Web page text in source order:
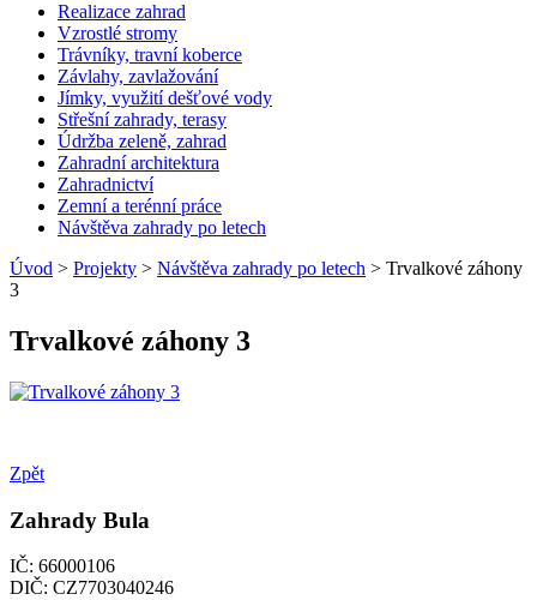
Realizace zahrad
Vzrostlé stromy
Trávníky, travní koberce
Závlahy, zavlažování
Jímky, využití dešťové vody
Střešní zahrady, terasy
Údržba zeleně, zahrad
Zahradní architektura
Zahradnictví
Zemní a terénní práce
Návštěva zahrady po letech
Úvod > Projekty > Návštěva zahrady po letech > Trvalkové záhony
3
Trvalkové záhony 3
Zpět
Zahrady Bula
IČ: 66000106
DIČ: CZ7703040246